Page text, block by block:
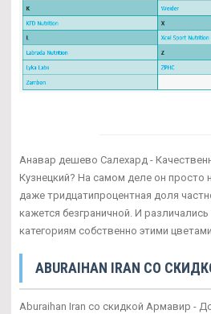
Анавар дешево Салехард -
Кузнецкий? На самом деле он просто
даже тридцатипроцентная доля
кажется безграничной. И различались
категориям собственно этими
ABURAIHAN IRAN СО
Aburaihan Iran со скидкой Армавир -